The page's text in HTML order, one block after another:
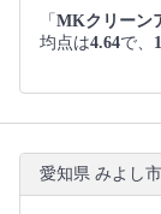
「 MKクリーン
均点は4.64で、
愛知県 みよし